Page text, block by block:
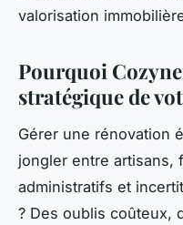
valorisation
Pourquoi
stratégique de
Gérer une rénovation
jongler entre artisans,
administratifs et
? Des oublis coûteux,